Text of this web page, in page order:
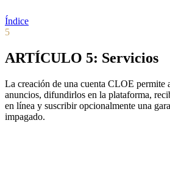
Índice
5
ARTÍCULO 5: Servicios
La creación de una cuenta CLOE permite
anuncios, difundirlos en la plataforma,
en línea y suscribir opcionalmente una
impagado.